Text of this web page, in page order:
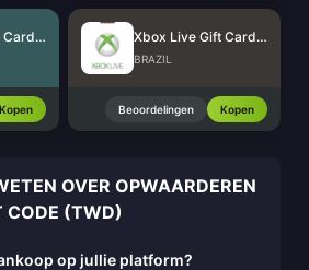
Xbox Live Gift Card (US)
Kopen
Xbox Live Gift Card (BR)
BRAZIL
Beoordelingen Kopen
OVER OPWAARDEREN
CODE (TWD)
op jullie platform?